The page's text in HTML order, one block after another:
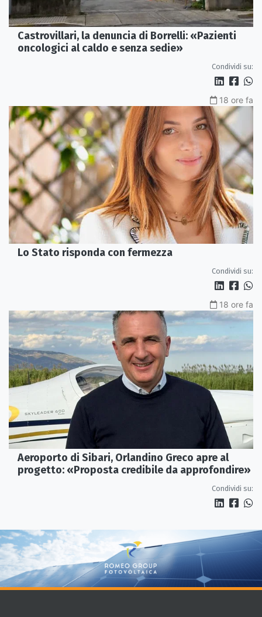
Castrovillari, la denuncia di Borrelli: «Pazienti
oncologici al caldo e senza sedie»
Condividi su:
18 ore fa
Lo Stato risponda con fermezza
Condividi su:
18 ore fa
Aeroporto di Sibari, Orlandino Greco apre al
progetto: «Proposta credibile da approfondire»
Condividi su: